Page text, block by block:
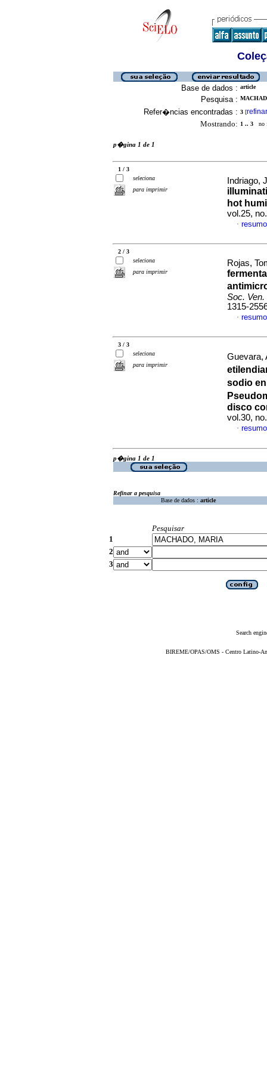
Base de dados : article
Pesquisa :
Refer�ncias encontradas : 3 [refinar
Mostrando: 1 .. 3 no
p�gina 1 de 1
1 / 3
seleciona
para imprimir
hot
vol.25,
·
2 / 3
seleciona
para imprimir
Rojas,
Soc.
1315-
·
3 / 3
seleciona
para imprimir
Guevara,
sodio
disco
vol.30,
·
p�gina 1 de 1
Refinar a pesquisa
Base de dados : article
Pesquisar
1
2
3
Search
BIREME/OPAS/OMS - Centro Latino-